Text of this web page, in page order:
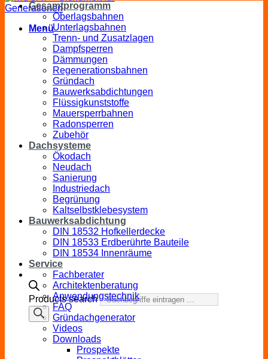
Menü
Products search
Gesamtprogramm
Oberlagsbahnen
Unterlagsbahnen
Trenn- und Zusatzlagen
Dampfsperren
Dämmungen
Regenerationsbahnen
Gründach
Bauwerksabdichtungen
Flüssigkunststoffe
Mauersperrbahnen
Radonsperren
Zubehör
Dachsysteme
Ökodach
Neudach
Sanierung
Industriedach
Begrünung
Kaltselbstklebesystem
Bauwerksabdichtung
DIN 18532 Hofkellerdecke
DIN 18533 Erdberührte Bauteile
DIN 18534 Innenräume
Service
Fachberater
Architektenberatung
Anwendungstechnik
FAQ
Gründachgenerator
Videos
Downloads
Prospekte